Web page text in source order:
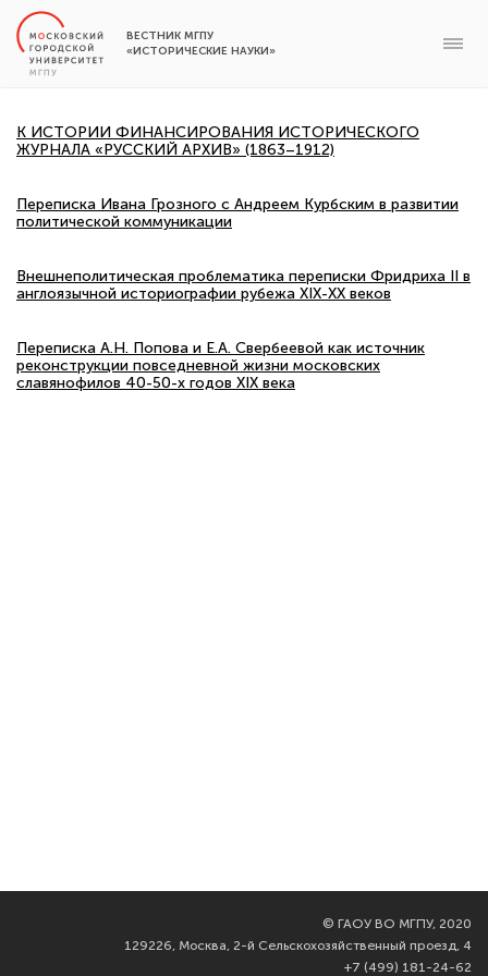
ВЕСТНИК МГПУ
«ИСТОРИЧЕСКИЕ НАУКИ»
К ИСТОРИИ ФИНАНСИРОВАНИЯ ИСТОРИЧЕСКОГО
ЖУРНАЛА «РУССКИЙ АРХИВ» (1863–1912)
Переписка Ивана Грозного с Андреем Курбским в развитии
политической коммуникации
Внешнеполитическая проблематика переписки Фридриха II в
англоязычной историографии рубежа XIX-XX веков
Переписка А.Н. Попова и Е.А. Свербеевой как источник
реконструкции повседневной жизни московских
славянофилов 40-50-х годов XIX века
© ГАОУ ВО МГПУ, 2020
129226, Москва, 2-й Сельскохозяйственный проезд, 4
+7 (499) 181-24-62